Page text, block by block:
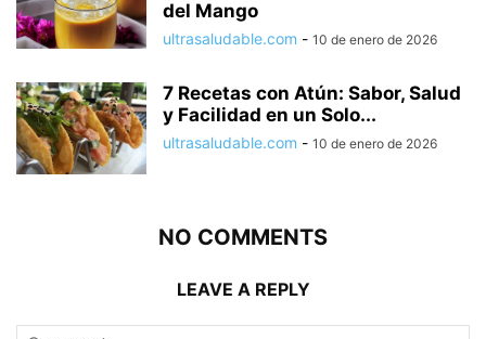
del Mango
ultrasaludable.com - 10 de enero de 2026
7 Recetas con Atún: Sabor, Salud
y Facilidad en un Solo...
ultrasaludable.com - 10 de enero de 2026
NO COMMENTS
LEAVE A REPLY